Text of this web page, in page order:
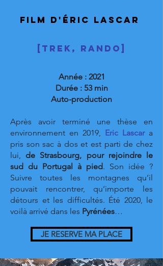
Film d'éric lascar
[trek, rando]
Année : 2021
Durée : 53 min
Auto-production
Après avoir terminé une thèse en
environnement en 2019, Eric Lascara
pris son sac à dos et est parti de chez
lui, de Strasbourg, pour rejoindre le
sud du Portugal à pied. Son idée ?
Suivre toutes les montagnes qu’il
pouvait rencontrer, qu’importe les
détours et les difficultés. Été 2020, le
voilà arrivé dans les Pyrénées…
JE RESERVE MA PLACE